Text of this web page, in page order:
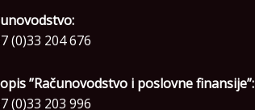
(0)33 204 676
”Računovodstvo i poslovne finansije”:
(0)33 203 996